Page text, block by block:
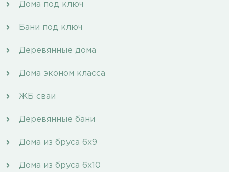
Дома под ключ
Бани под ключ
Деревянные дома
Дома эконом класса
ЖБ сваи
Деревянные бани
Дома из бруса 6х9
Дома из бруса 6х10